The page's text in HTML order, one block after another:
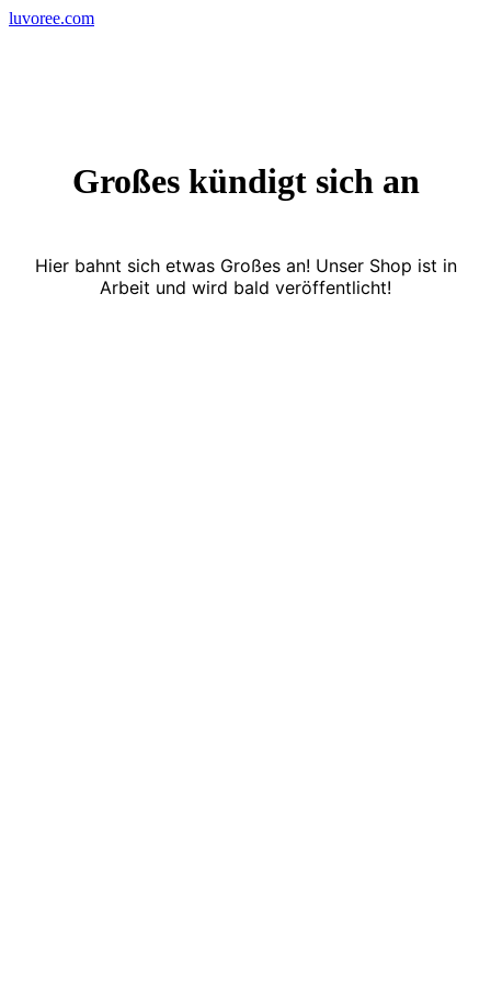
Skip
luvoree.com
Großes kündigt sich an
Hier bahnt sich etwas Großes an! Unser Shop ist in
Arbeit und wird bald veröffentlicht!